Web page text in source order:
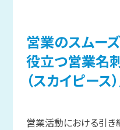
営業のスムー
役立つ営業名
（スカイピース）
営業活動における引き